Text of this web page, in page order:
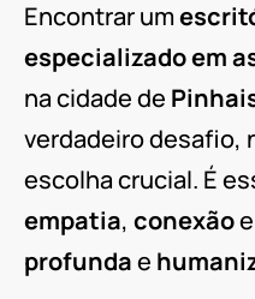
Encontrar um
especializado em
na cidade de
verdadeiro desafio,
escolha crucial. É
empatia, conexão
profundae